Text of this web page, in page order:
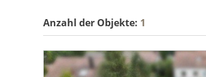
Anzahl der Objekte: 1